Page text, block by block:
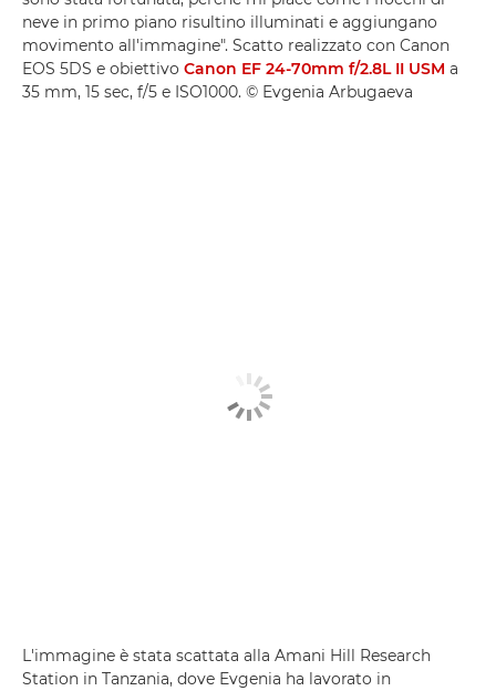
neve in primo piano risultino illuminati e aggiungano
movimento all'immagine". Scatto realizzato con Canon
EOS 5DS e obiettivo Canon EF 24-70mm f/2.8L II USM a
35 mm, 15 sec, f/5 e ISO1000. © Evgenia Arbugaeva
L'immagine è stata scattata alla Amani Hill Research
Station in Tanzania, dove Evgenia ha lavorato in